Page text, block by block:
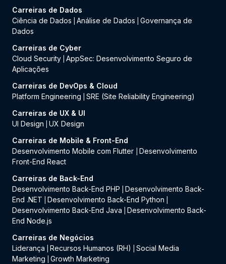
Carreiras de Dados
Ciência de Dados
Análise de Dados
Governança de
Dados
Carreiras de Cyber
Cloud Security AppSec: Desenvolvimento Seguro de
Aplicações
Carreiras de DevOps & Cloud
Platform Engineering
SRE (Site Reliability Engineering)
Carreiras de UX & UI
UI Design
UX Design
Carreiras de Mobile & Front-End
Desenvolvimento Mobile com Flutter
Desenvolvimento
Front-End React
Carreiras de Back-End
Desenvolvimento Back-End PHP
Desenvolvimento Back-
End .NET
Desenvolvimento Back-End Python
Desenvolvimento Back-End Java
Desenvolvimento Back-
End Node.js
Carreiras de Negócios
Liderança
Recursos Humanos (RH)
Social Media
Marketing
Growth Marketing